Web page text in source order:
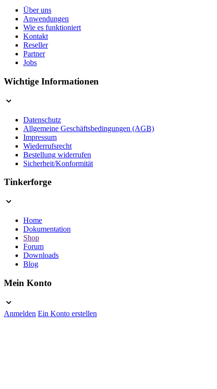
Über uns
Anwendungen
Wie es funktioniert
Kontakt
Reseller
Partner
Jobs
Wichtige Informationen
Datenschutz
Allgemeine Geschäftsbedingungen (AGB)
Impressum
Wiederrufsrecht
Bestellung widerrufen
Sicherheit/Konformität
Tinkerforge
Home
Dokumentation
Shop
Forum
Downloads
Blog
Mein Konto
Anmelden Ein Konto erstellen